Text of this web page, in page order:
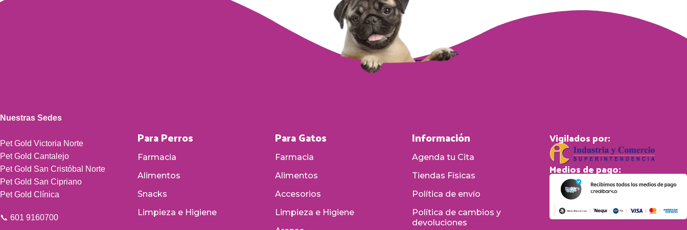
Nuestras Sedes
Pet Gold Victoria Norte
Pet Gold Cantalejo
Pet Gold San Cristóbal Norte
Pet Gold San Cipriano
Pet Gold Clínica
📞 601 9160700
Para Perros
Farmacia
Alimentos
Snacks
Limpieza e Higiene
Para Gatos
Farmacia
Alimentos
Accesorios
Limpieza e Higiene
Información
Agenda tu Cita
Tiendas Físicas
Política de envío
Política de cambios y
devoluciones
Vigilados por:
Medios de pago: